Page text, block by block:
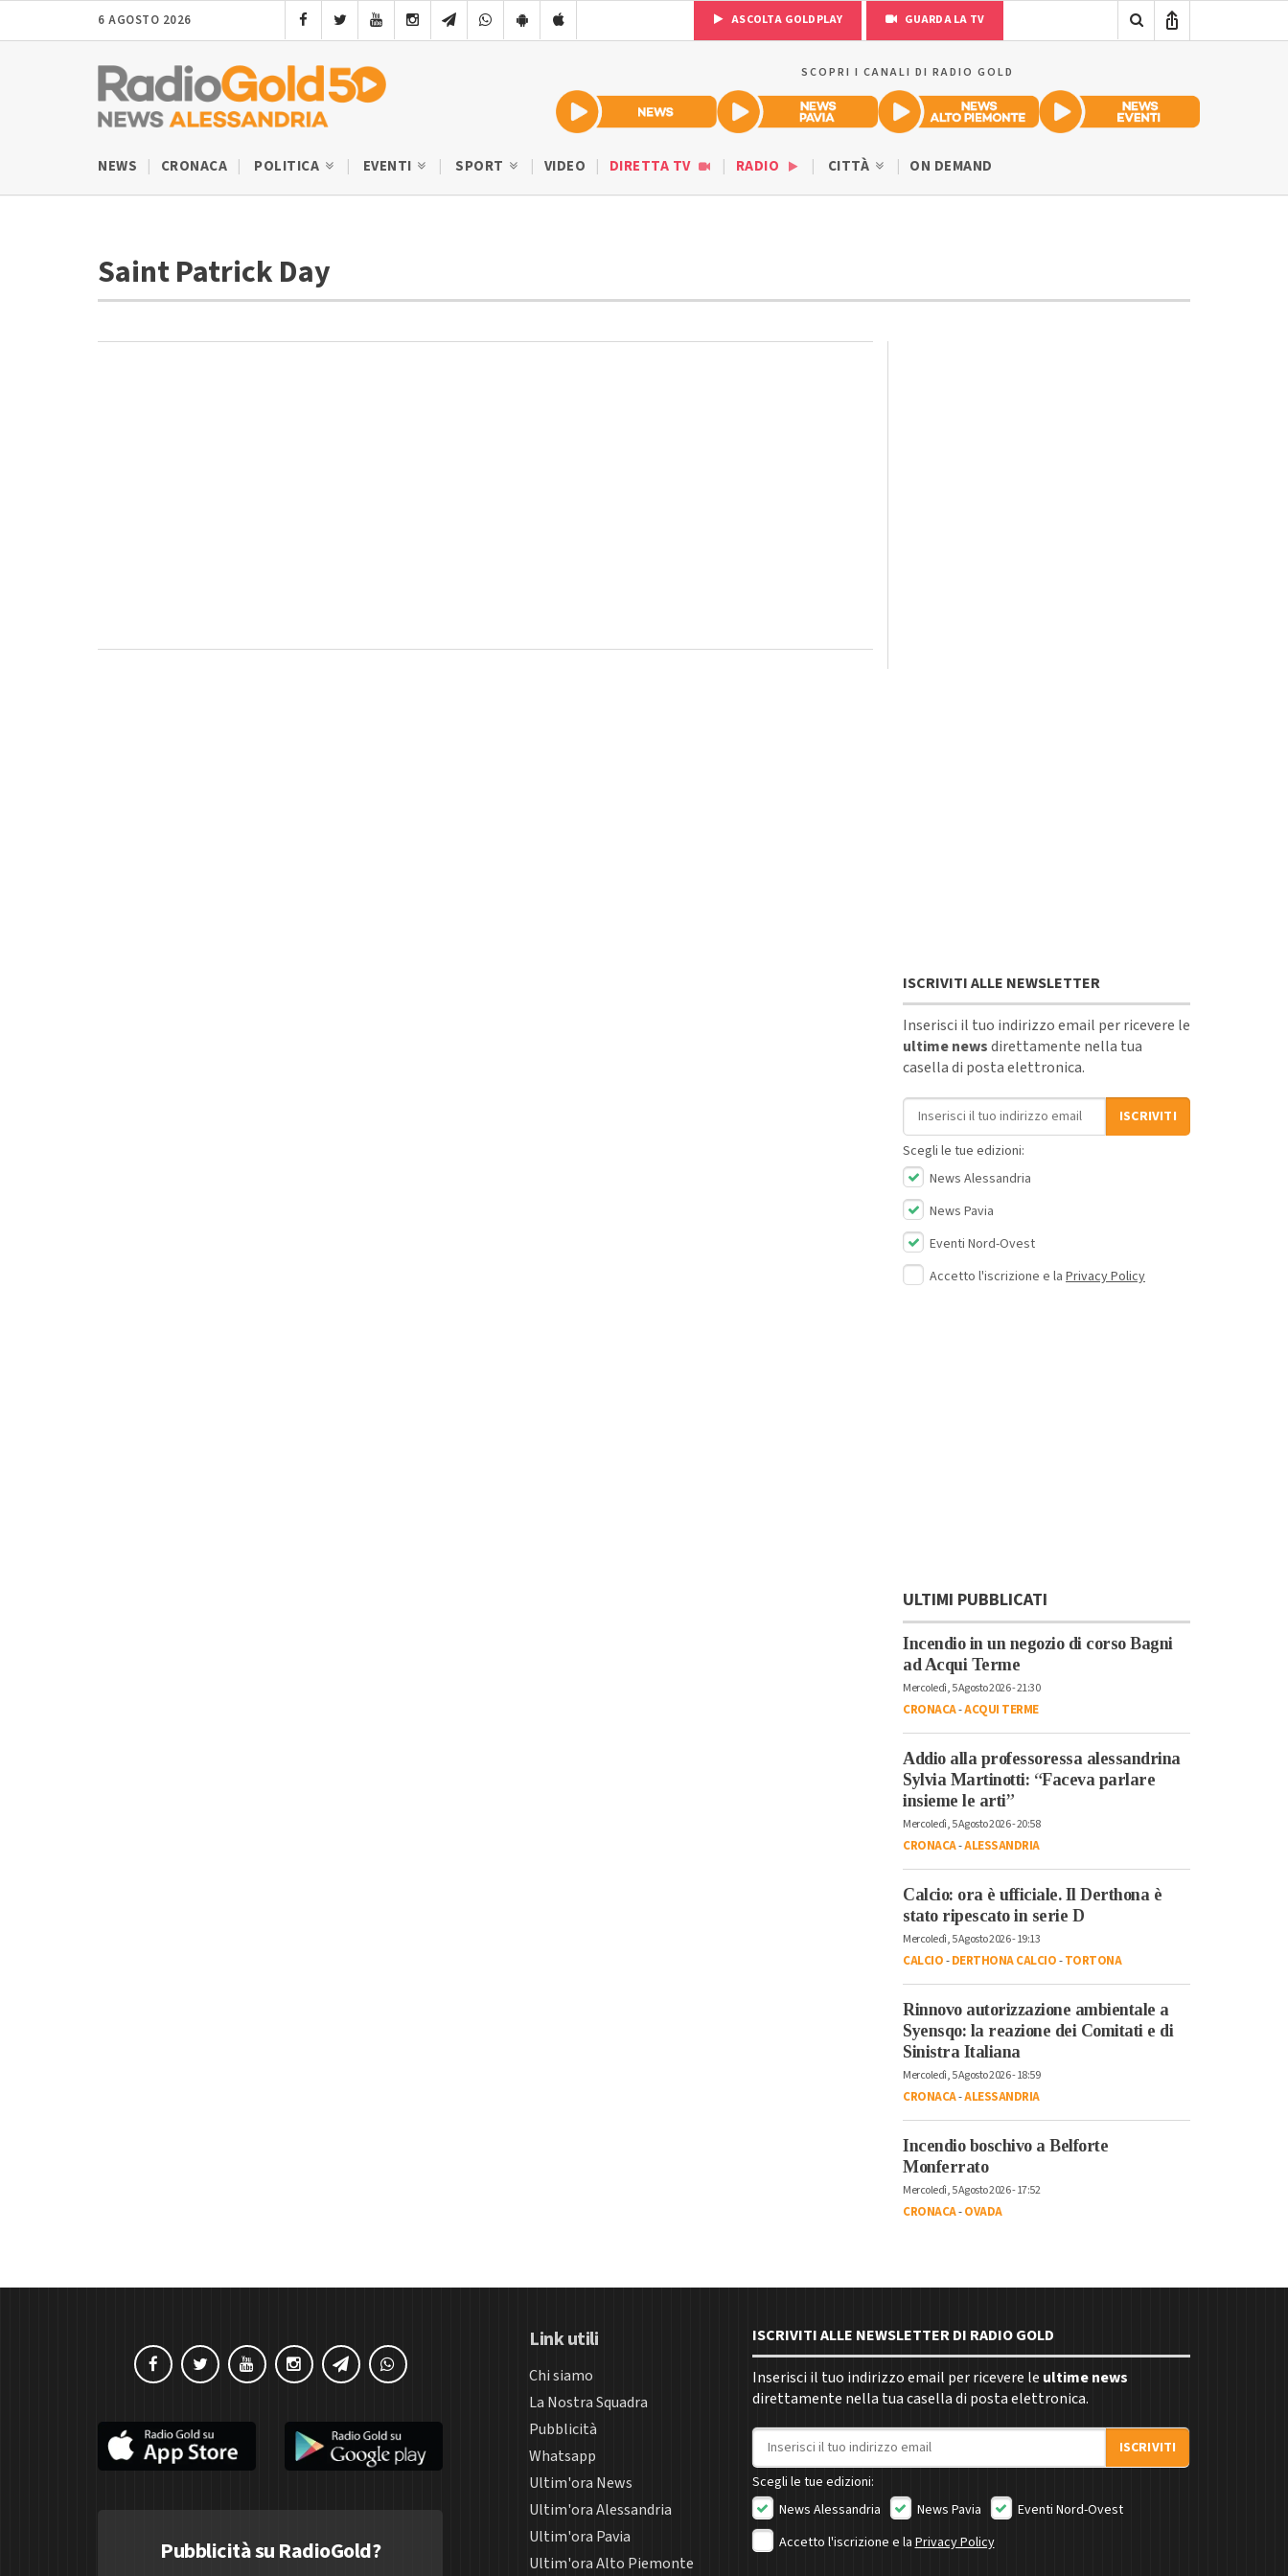
6 AGOSTO 2026 ASCOLTA GOLDPLAY GUARDA LA TV
SCOPRI I CANALI DI RADIO GOLD
NEWS CRONACA POLITICA EVENTI SPORT VIDEO DIRETTA TV RADIO CITTÀ ON DEMAND
Saint Patrick Day
ISCRIVITI ALLE NEWSLETTER
Inserisci il tuo indirizzo email per ricevere le
ultime newsdirettamente nella tua
casella di posta elettronica.
Indirizzo email
ISCRIVITI
Scegli le tue edizioni:
News Alessandria
News Pavia
Eventi Nord-Ovest
Accetto l'iscrizione e la Privacy Policy
ULTIMI PUBBLICATI
Incendio in un negozio di corso Bagni
ad Acqui Terme
Mercoledì, 5 Agosto 2026 - 21:30
CRONACA-ACQUI TERME
Addio alla professoressa alessandrina
Sylvia Martinotti: “Faceva parlare
insieme le arti”
Mercoledì, 5 Agosto 2026 - 20:58
CRONACA-ALESSANDRIA
Calcio: ora è ufficiale. Il Derthona è
stato ripescato in serie D
Mercoledì, 5 Agosto 2026 - 19:13
CALCIO-DERTHONA CALCIO-TORTONA
Rinnovo autorizzazione ambientale a
Syensqo: la reazione dei Comitati e di
Sinistra Italiana
Mercoledì, 5 Agosto 2026 - 18:59
CRONACA-ALESSANDRIA
Incendio boschivo a Belforte
Monferrato
Mercoledì, 5 Agosto 2026 - 17:52
CRONACA-OVADA
Pubblicità su RadioGold?
Link utili
Chi siamo
La Nostra Squadra
Pubblicità
Whatsapp
Ultim'ora News
Ultim'ora Alessandria
Ultim'ora Pavia
Ultim'ora Alto Piemonte
ISCRIVITI ALLE NEWSLETTER DI RADIO GOLD
Inserisci il tuo indirizzo email per ricevere le ultime news
direttamente nella tua casella di posta elettronica.
Indirizzo email
ISCRIVITI
Scegli le tue edizioni:
News Alessandria
News Pavia
Eventi Nord-Ovest
Accetto l'iscrizione e la Privacy Policy